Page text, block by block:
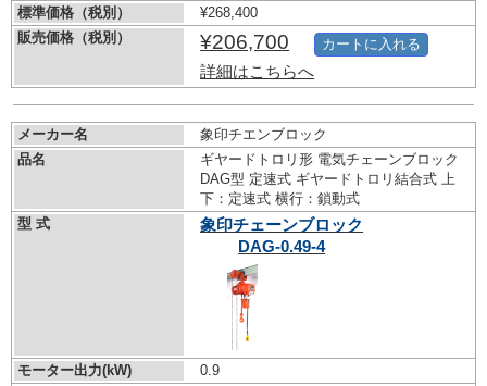
標準価格（税別）
¥268,400
販売価格（税別）
¥206,700
詳細はこちらへ
カートに入れる
メーカー名
象印チエンブロック
品名
ギヤードトロリ形 電気チェーンブロック
DAG型 定速式 ギヤードトロリ結合式 上
下：定速式 横行：鎖動式
型 式
象印チェーンブロック
DAG-0.49-4
モーター出力(kW)
0.9